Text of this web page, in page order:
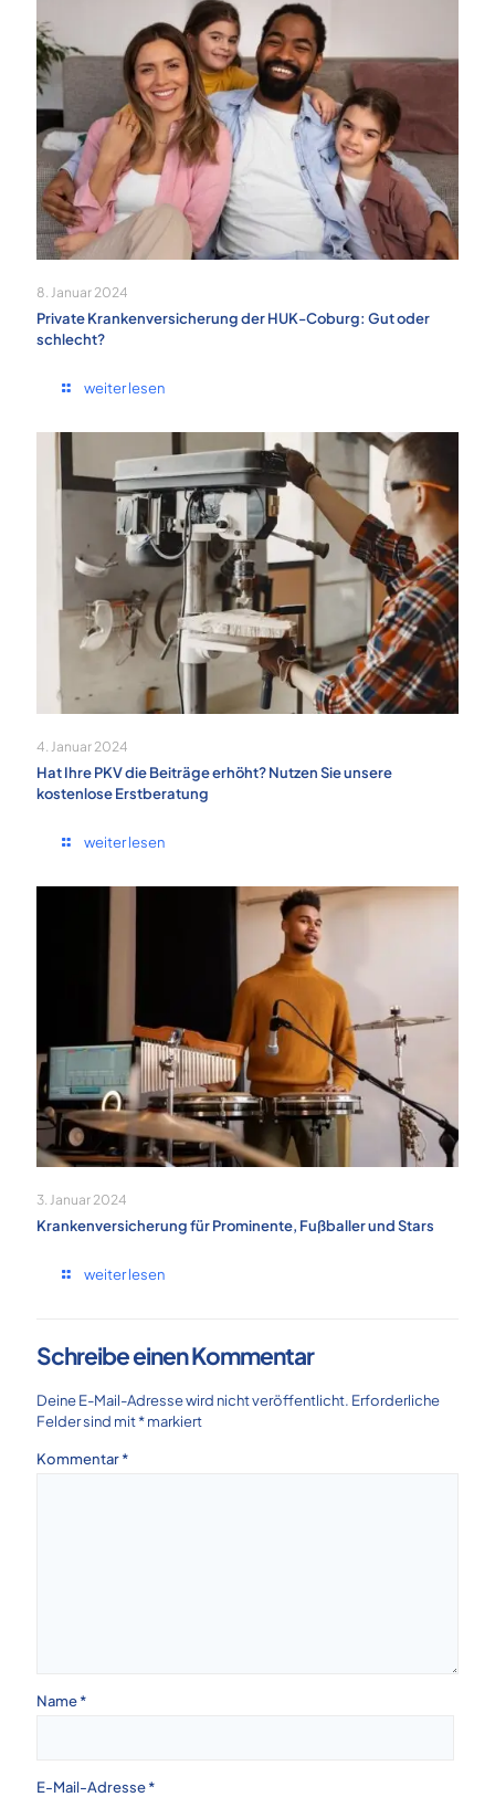
8. Januar 2024
Private Krankenversicherung der HUK-Coburg: Gut oder
schlecht?
weiter lesen
4. Januar 2024
Hat Ihre PKV die Beiträge erhöht? Nutzen Sie unsere
kostenlose Erstberatung
weiter lesen
3. Januar 2024
Krankenversicherung für Prominente, Fußballer und Stars
weiter lesen
Schreibe einen Kommentar
Deine E-Mail-Adresse wird nicht veröffentlicht. Erforderliche
Felder sind mit*markiert
Kommentar*
Name*
E-Mail-Adresse*